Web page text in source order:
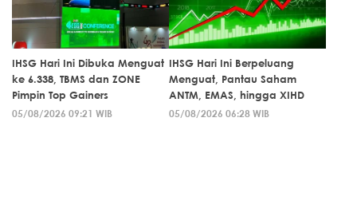
IHSG Hari Ini Dibuka Menguat
ke 6.338, TBMS dan ZONE
Pimpin Top Gainers
05/08/2026 09:21 WIB
IHSG Hari Ini Berpeluang
Menguat, Pantau Saham
ANTM, EMAS, hingga XIHD
05/08/2026 06:28 WIB